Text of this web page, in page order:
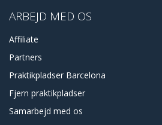
ARBEJD MED OS
Affiliate
Partners
Praktikpladser Barcelona
Fjern praktikpladser
Samarbejd med os